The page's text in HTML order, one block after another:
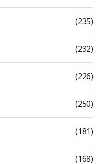
(235)
(232)
(226)
(250)
(181)
(168)